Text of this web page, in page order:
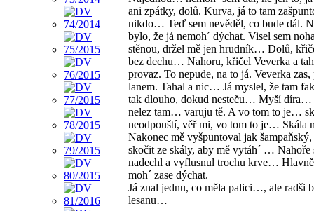
ani zpátky, dolů. Kurva, já to tam
nikdo… Teď sem nevěděl, co bude dál.
bylo, že já nemoh´ dýchat. Visel sem
stěnou, držel mě jen hrudník… Dolů,
bez dechu… Nahoru, křičel Veverka a
provaz. To nepude, na to já. Veverka
lanem. Tahal a nic… Já myslel, že tam
tak dlouho, dokud nesteču… Myší
nelez tam… varuju tě. A vo tom to je…
neodpouští, věř mi, vo tom to je… Skála
Nakonec mě vyšpuntoval jak šampaňský,
skočit ze skály, aby mě vytáh´ … Nahoře
nadechl a vyflusnul trochu krve…
moh´ zase dýchat.
Já znal jednu, co měla palici…, ale radši
lesanu…